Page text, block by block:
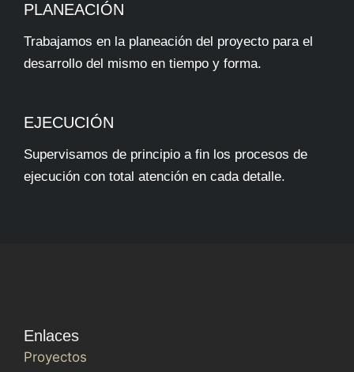
PLANEACIÓN
Trabajamos en la planeación del proyecto para el
desarrollo del mismo en tiempo y forma.
EJECUCIÓN
Supervisamos de principio a fin los procesos de
ejecución con total atención en cada detalle.
Enlaces
Proyectos